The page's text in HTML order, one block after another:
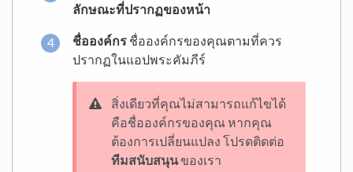
ลักษณะที่ปรากฏของหน้า
ชื่อองค์กร ชื่อองค์กรของคุณตามที่ควร
ปรากฏในแอปพระคัมภีร์
สิ่งเดียวที่คุณไม่สามารถแก้ไขได้
คือชื่อองค์กรของคุณ หากคุณ
ต้องการเปลี่ยนแปลง โปรดติดต่อ
ทีมสนับสนุนของเรา